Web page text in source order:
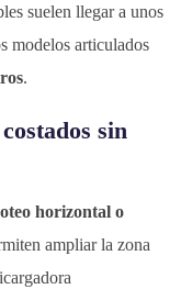
suelen llegar a unos
modelos articulados
.
sin
horizontal o
ampliar la zona